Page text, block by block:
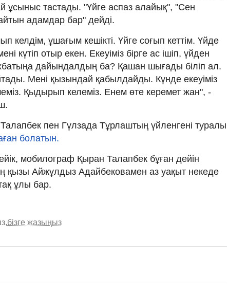
ұсыныс тастады. "Үйге аспаз алайық", "Сен
адамдар бар" дейді.
келдім, ұшағым кешікті. Үйге соғып кеттім. Үйде
күтіп отыр екен. Екеуіміз бірге ас ішіп, үйден
дайындалдың ба? Қашан шығады біліп ал.
Мені қызындай қабылдайды. Күнде екеуіміз
Қыдырып келеміз. Енем өте керемет жан", -
пен Гүлзада Тұрлаштың үйленгені туралы
болатын.
мобилограф Қыран Талапбек бұған дейін
қызы Айжұлдыз Адайбековамен аз уақыт некеде
ұлы бар.
бізге жазыңыз